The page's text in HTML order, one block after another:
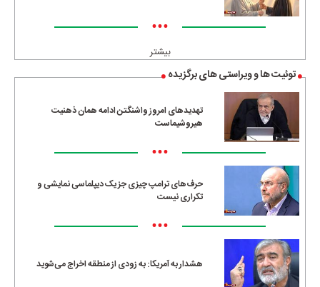
•••
بیشتر
توئیت ها و ویراستی های برگزیده
تهدیدهای امروز واشنگتن ادامه همان ذهنیت
هیروشیماست
•••
حرف‌های ترامپ چیزی جز یک دیپلماسی نمایشی و
تکراری نیست
•••
هشدار به آمریکا: به زودی از منطقه اخراج می‌شوید